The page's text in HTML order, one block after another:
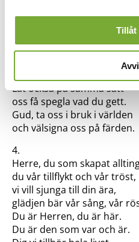
av sidan.
Tillåt
Låt de ting som pryder
också spegla vem du är.
Konstverk, föremål och
Låt också på samma sätt
oss få spegla vad du gett.
Gud, ta oss i bruk i världen
och välsigna oss på färden.
4.
Herre, du som skapat
du vår tillflykt och vår tröst,
vi vill sjunga till din ära,
glädjen bär vår sång, vår
Du är Herren, du är här.
Du är den som var och är.